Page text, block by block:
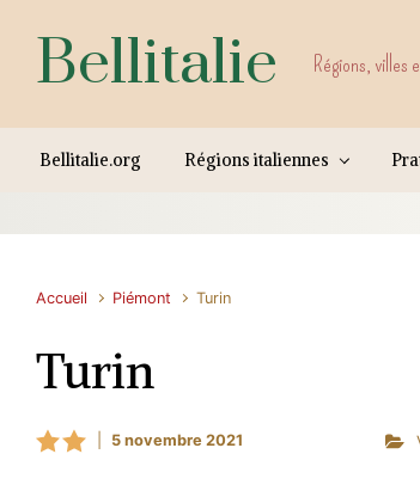
Bellitalie Régions, villes
Bellitalie.org Régions italiennes
Accueil Piémont Turin
Turin
5 novembre 2021